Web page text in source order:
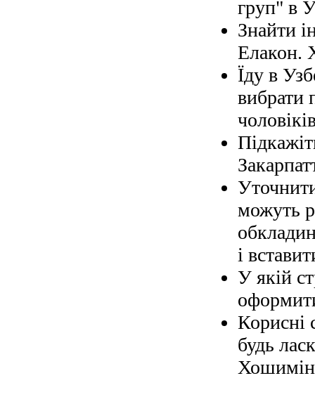
груп" в
Знайти
Елакон.
Їду в
вибрати
можуть
і
У якій
Корисні
будь